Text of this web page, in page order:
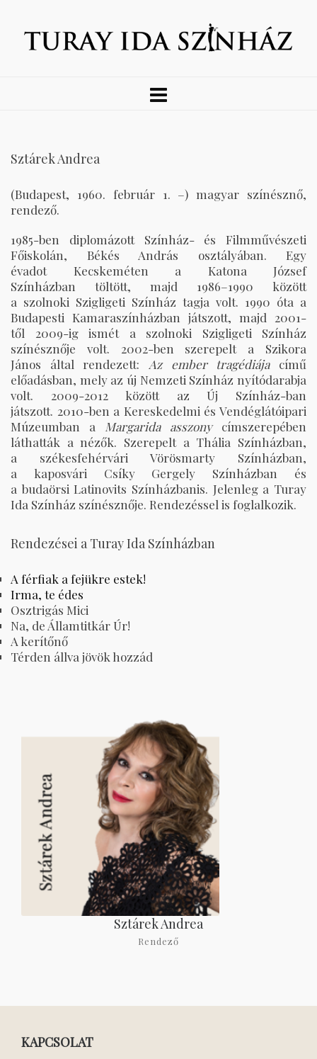
Sztárek Andrea
(Budapest, 1960. február 1. –) magyar színésznő,
rendező.
1985-ben diplomázott Színház- és Filmművészeti
Főiskolán, Békés András osztályában. Egy
évadot Kecskeméten a Katona József
Színházban töltött, majd 1986–1990 között
a szolnoki Szigligeti Színház tagja volt. 1990 óta a
Budapesti Kamaraszínházban játszott, majd 2001-
től 2009-ig ismét a szolnoki Szigligeti Színház
színésznője volt. 2002-ben szerepelt a Szikora
János által rendezett: Az ember tragédiájacímű
előadásban, mely az új Nemzeti Színház nyítódarabja
volt. 2009-2012 között az Új Színház-ban
játszott. 2010-ben a Kereskedelmi és Vendéglátóipari
Múzeumban a Margarida asszonycímszerepében
láthatták a nézők. Szerepelt a Thália Színházban,
a székesfehérvári Vörösmarty Színházban,
a kaposvári Csíky Gergely Színházban és
a budaörsi Latinovits Színházbanis. Jelenleg a Turay
Ida Színház színésznője. Rendezéssel is foglalkozik.
Rendezései a Turay Ida Színházban
A férfiak a fejükre estek!
Irma, te édes
Osztrigás Mici
Na, de Államtitkár Úr!
A kerítőnő
Térden állva jövök hozzád
Sztárek Andrea
Rendező
KAPCSOLAT